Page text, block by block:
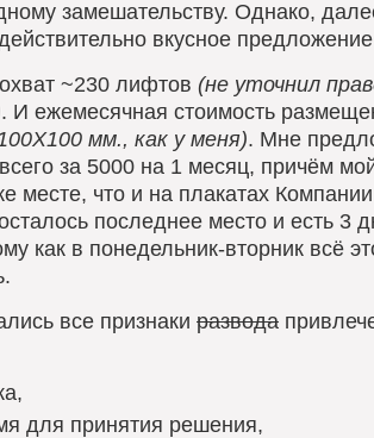
замешательству. Однако,
вкусное
~230 лифтов (не уточнил
. И ежемесячная стоимость
мм., как у меня). Мне
за 5000 на 1 месяц, причём
месте, что и на плакатах
последнее место и есть 3
как в понедельник-вторник всё
все признаки развода
для принятия решения,